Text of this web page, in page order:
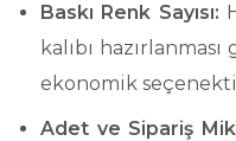
Baskı Renk Sayısı:
kalıbı
ekonomik
Adet ve Sipariş